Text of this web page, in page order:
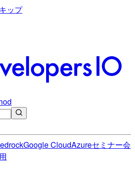
ップ
Google CloudAzureセミナー会